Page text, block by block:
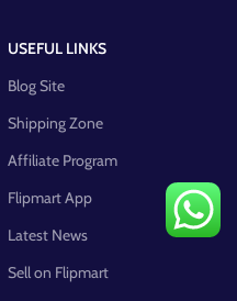
USEFUL LINKS
Blog Site
Shipping Zone
Affiliate Program
Flipmart App
Latest News
Sell on Flipmart